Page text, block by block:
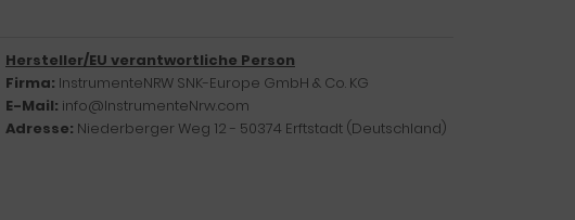
Hersteller/EU verantwortliche Person
Firma: InstrumenteNRW SNK-Europe GmbH & Co. KG
E-Mail: info@InstrumenteNrw.com
Adresse: Niederberger Weg 12 - 50374 Erftstadt (Deutschland)